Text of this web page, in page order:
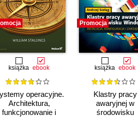
książka ebook
operacyjne.
Architektura,
funkcjonowanie i
Promocja
książka ebook
Klastry pracy
awaryjnej w
środowisku